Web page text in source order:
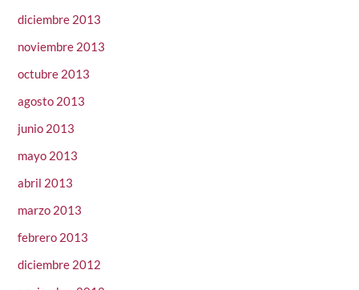
diciembre 2013
noviembre 2013
octubre 2013
agosto 2013
junio 2013
mayo 2013
abril 2013
marzo 2013
febrero 2013
diciembre 2012